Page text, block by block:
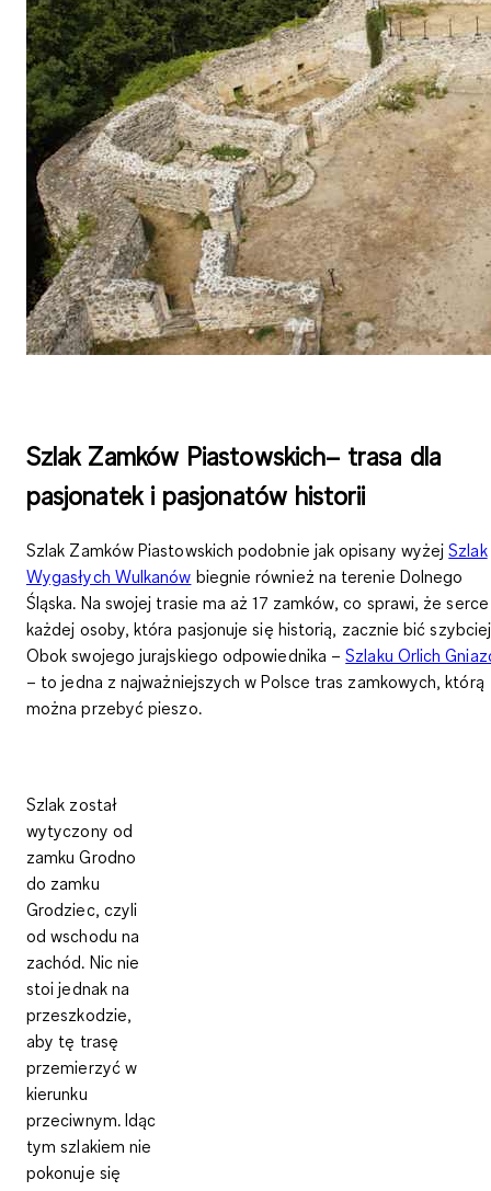
Szlak Zamków Piastowskich– trasa dla
pasjonatek i pasjonatów historii
Szlak Zamków Piastowskich podobnie jak opisany wyżejSzlak
Wygasłych Wulkanów biegnie również na terenie Dolnego
Śląska. Na swojej trasie ma aż17 zamków, co sprawi, że serce
każdej osoby, która pasjonuje się historią, zacznie bić
Obok swojego jurajskiego odpowiednika –Szlaku Orlich
– to jedna z najważniejszych w Polsce tras zamkowych, którą
można przebyć pieszo.
Szlak został
wytyczony od
zamku Grodno
do zamku
Grodziec, czyli
od wschodu na
zachód. Nic nie
stoi jednak na
przeszkodzie,
aby tę trasę
przemierzyć w
kierunku
przeciwnym. Idąc
tym szlakiemnie
pokonuje się